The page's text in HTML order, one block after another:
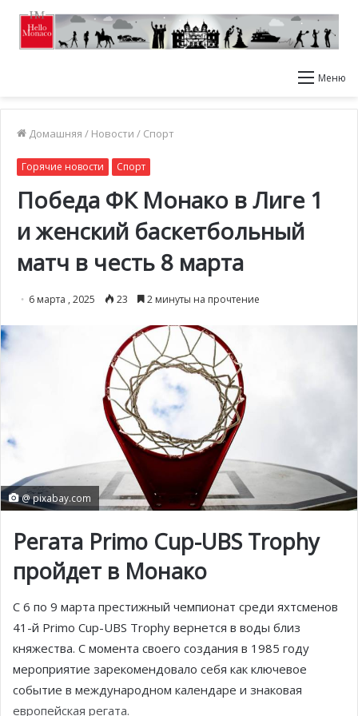
Меню
Домашняя / Новости / Спорт
Горячие новости Спорт
Победа ФК Монако в Лиге 1
и женский баскетбольный
матч в честь 8 марта
6 марта , 2025 23 2 минуты на прочтение
@ pixabay.com
Регата Primo Cup-UBS Trophy
пройдет в Монако
С 6 по 9 марта престижный чемпионат среди яхтсменов
41-й Primo Cup-UBS Trophy вернется в воды близ
княжества. С момента своего создания в 1985 году
мероприятие зарекомендовало себя как ключевое
событие в международном календаре и знаковая
европейская регата.